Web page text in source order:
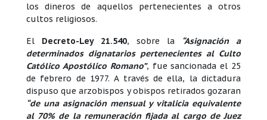
los dineros de aquellos pertenecientes a otros
cultos religiosos.
El Decreto-Ley 21.540, sobre la
“Asignación a
determinados dignatarios pertenecientes al Culto
Católico Apostólico Romano”, fue sancionada el 25
de febrero de 1977. A través de ella, la dictadura
dispuso que arzobispos y obispos retirados gozaran
“de una asignación mensual y vitalicia equivalente
al 70% de la remuneración fijada al cargo de Juez